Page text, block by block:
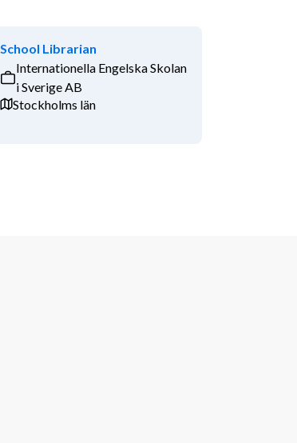
School Librarian
Internationella Engelska Skolan
i Sverige AB
Stockholms län